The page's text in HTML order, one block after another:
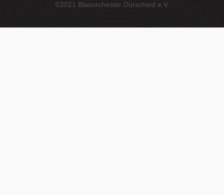
©2021 Blasorchester Dürscheid e.V.